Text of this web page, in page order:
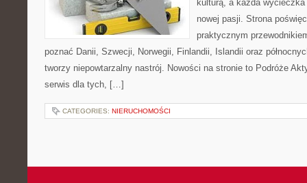
kulturą, a każda
nowej pasji. Strona
praktycznym
poznać Danii, Szwecji, Norwegii, Finlandii, Islandii oraz
tworzy niepowtarzalny nastrój. Nowości na stronie to Podróże
serwis dla tych, […]
CATEGORIES: NIERUCHOMOŚCI